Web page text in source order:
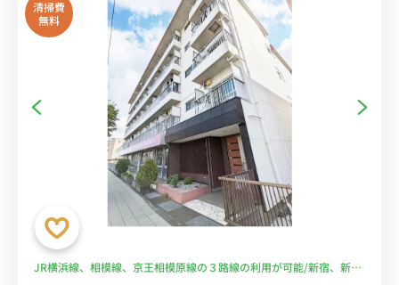
清掃費
無料
JR横浜線、相模線、京王相模原線の３路線の利用が可能/新宿、新横